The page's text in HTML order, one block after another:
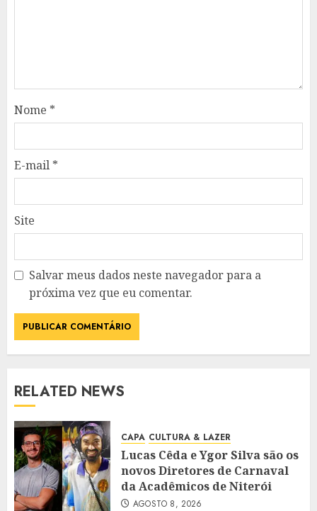
Nome *
E-mail *
Site
Salvar meus dados neste navegador para a
próxima vez que eu comentar.
RELATED NEWS
CAPA CULTURA & LAZER
Lucas Cêda e Ygor Silva são os
novos Diretores de Carnaval
da Acadêmicos de Niterói
AGOSTO 8, 2026